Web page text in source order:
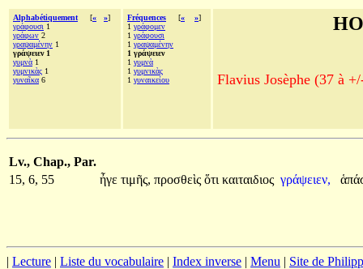
Alphabétiquement [« »]
γράφουσι 1
γράφων 2
γραψαμένην 1
γράψειεν 1
γυμνὰ 1
γυμνικὰς 1
γυναῖκα 6
Fréquences [« »]
1 γράφομεν
1 γράφουσι
1 γραψαμένην
1 γράψειεν
1 γυμνὰ
1 γυμνικὰς
1 γυναικείου Flavius Josèphe (37 à
Lv., Chap., Par.
15, 6, 55
ἦγε τιμῆς, προσθεὶς ὅτι καιταιδιος γράψειεν,
| Lecture | Liste du vocabulaire | Index inverse | Menu | Site de